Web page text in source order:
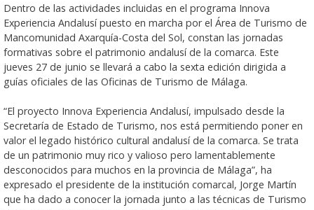
Dentro de las actividades incluidas en el programa Innova
Experiencia Andalusí puesto en marcha por el Área de Turismo de
Mancomunidad Axarquía-Costa del Sol, constan las jornadas
formativas sobre el patrimonio andalusí de la comarca. Este
jueves 27 de junio se llevará a cabo la sexta edición dirigida a
guías oficiales de las Oficinas de Turismo de Málaga.
“El proyecto Innova Experiencia Andalusí, impulsado desde la
Secretaría de Estado de Turismo, nos está permitiendo poner en
valor el legado histórico cultural andalusí de la comarca. Se trata
de un patrimonio muy rico y valioso pero lamentablemente
desconocidos para muchos en la provincia de Málaga”, ha
expresado el presidente de la institución comarcal, Jorge Martín
que ha dado a conocer la jornada junto a las técnicas de Turismo